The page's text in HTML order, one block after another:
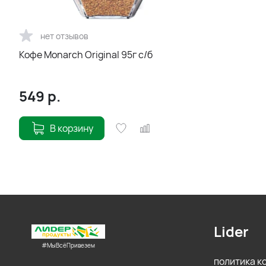
нет отзывов
Кофе Monarch Original 95г с/б
549 р.
В корзину
#МыВсёПривезем
Lider
политика